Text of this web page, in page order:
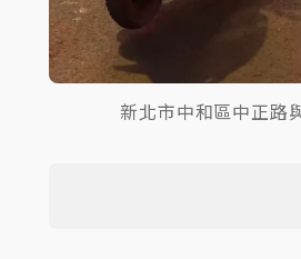
新北市中和區中正路